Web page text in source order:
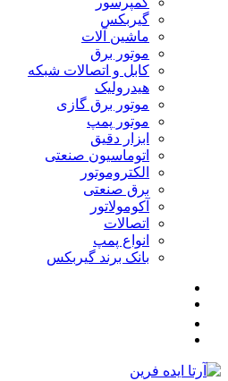
گیربکس
ماشین آلات
موتور برق
کابل و اتصالات شبکه
هیدرولیک
موتور برق گازی
موتور پمپ
ابزار دقیق
اتوماسیون صنعتی
الکتروموتور
برق صنعتی
آکومولاتور
اتصالات
انواع پمپ
بانک برند گیربکس